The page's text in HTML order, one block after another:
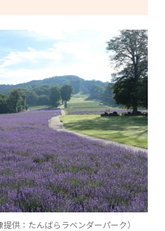
供：たんばらラベンダーパーク）